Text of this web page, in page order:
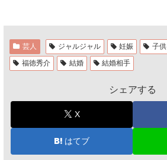
芸人 ジャルジャル 妊娠 子供
福徳秀介
結婚 結婚相手
シェアする
X
はてブ